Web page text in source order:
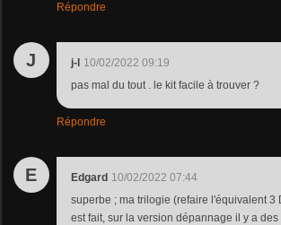
Répondre
J j-l 10/02/2022 09:19
pas mal du tout . le kit facile à trouver ?
Répondre
E Edgard 10/02/2022 07:44
superbe ; ma trilogie (refaire l'équivalent 3
est fait, sur la version dépannage il y a